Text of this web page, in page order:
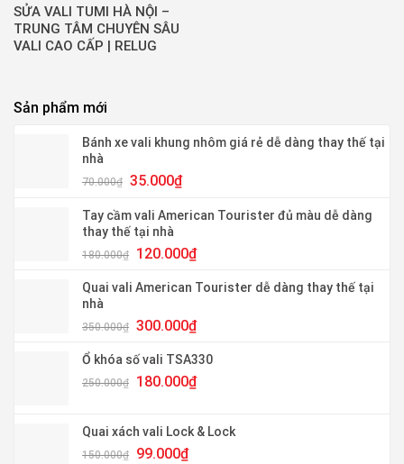
SỬA VALI TUMI HÀ NỘI –
TRUNG TÂM CHUYÊN SÂU
VALI CAO CẤP | RELUG
Sản phẩm mới
Bánh xe vali khung nhôm giá rẻ dễ dàng thay thế tại
nhà
70.000₫ Giá
là:
70.000₫.
35.000₫Giá
tại
35.000₫.
Tay cầm vali American Tourister đủ màu dễ dàng
thay thế tại nhà
180.000₫
Giá
là:
120.000₫Giá
tại
120.000₫.
Quai vali American Tourister dễ dàng thay thế tại
nhà
350.000₫ Giá
là:
350.000₫.
300.000₫Giá
tại
là:
300.000₫.
Ổ khóa số vali TSA330
250.000₫
Giá
250.000₫.
180.000₫Giá
là:
Quai xách vali Lock & Lock
150.000₫
Giá
99.000₫Giá